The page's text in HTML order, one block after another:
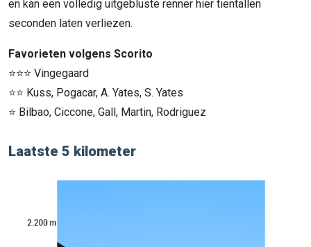
en kan een volledig uitgebluste renner hier tientallen
seconden laten verliezen.
Favorieten volgens Scorito
⭐⭐⭐ Vingegaard
⭐⭐ Kuss, Pogacar, A. Yates, S. Yates
⭐ Bilbao, Ciccone, Gall, Martin, Rodriguez
Laatste 5 kilometer